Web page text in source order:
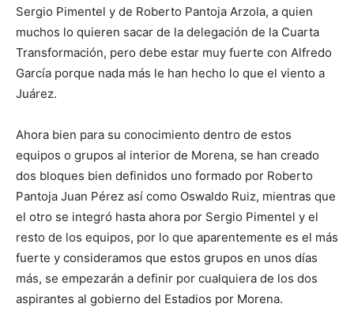
Sergio Pimentel y de Roberto Pantoja Arzola, a quien
muchos lo quieren sacar de la delegación de la Cuarta
Transformación, pero debe estar muy fuerte con Alfredo
García porque nada más le han hecho lo que el viento a
Juárez.
Ahora bien para su conocimiento dentro de estos
equipos o grupos al interior de Morena, se han creado
dos bloques bien definidos uno formado por Roberto
Pantoja Juan Pérez así como Oswaldo Ruiz, mientras que
el otro se integró hasta ahora por Sergio Pimentel y el
resto de los equipos, por lo que aparentemente es el más
fuerte y consideramos que estos grupos en unos días
más, se empezarán a definir por cualquiera de los dos
aspirantes al gobierno del Estadios por Morena.